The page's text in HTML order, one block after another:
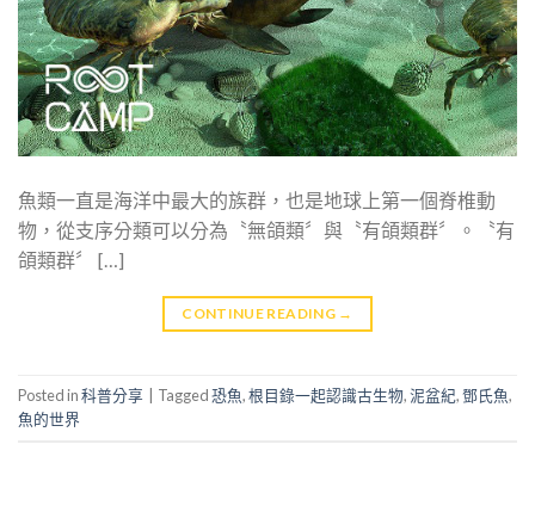
魚類一直是海洋中最大的族群，也是地球上第一個脊椎動
物，從支序分類可以分為〝無頜類〞與〝有頜類群〞。〝有
頜類群〞 […]
CONTINUE READING →
Posted in科普分享 Tagged恐魚,根目錄一起認識古生物,泥盆紀,鄧氏魚,
魚的世界